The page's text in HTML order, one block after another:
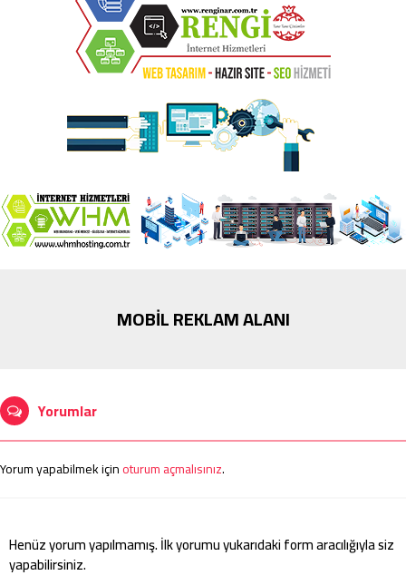
MOBİL REKLAM ALANI
Yorumlar
Yorum yapabilmek içinoturum açmalısınız.
Henüz yorum yapılmamış. İlk yorumu yukarıdaki form aracılığıyla siz
yapabilirsiniz.